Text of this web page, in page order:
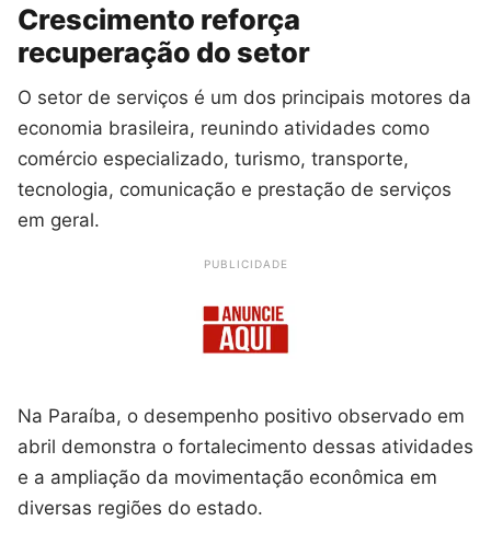
Crescimento reforça
recuperação do setor
O setor de serviços é um dos principais motores da
economia brasileira, reunindo atividades como
comércio especializado, turismo, transporte,
tecnologia, comunicação e prestação de serviços
em geral.
PUBLICIDADE
Na Paraíba, o desempenho positivo observado em
abril demonstra o fortalecimento dessas atividades
e a ampliação da movimentação econômica em
diversas regiões do estado.